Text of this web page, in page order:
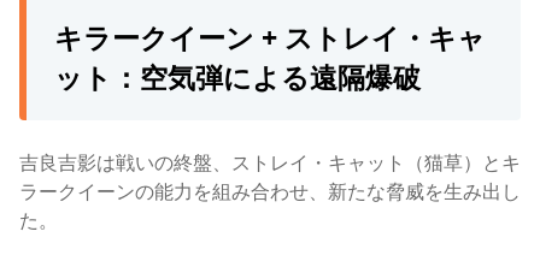
キラークイーン + ストレイ・キャ
ット：空気弾による遠隔爆破
吉良吉影は戦いの終盤、ストレイ・キャット（猫草）とキ
ラークイーンの能力を組み合わせ、新たな脅威を生み出し
た。